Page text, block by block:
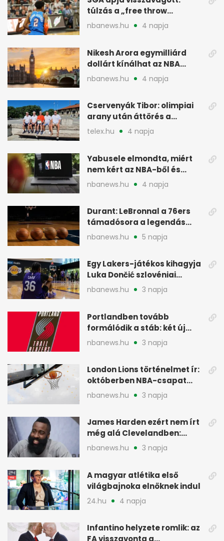
túlzás a „free throw
merchant” címke?
nbanews.hu 4 napja
Nikesh Arora egymilliárd
dollárt kínálhat az NBA
Europe londoni csapatáért
nbanews.hu 4 napja
Cservenyák Tibor: olimpiai
arany után áttörés a
rákkutatásban
telex.hu 4 napja
Yabusele elmondta, miért
nem kért az NBA-ből és
miért jött Európába
nbanews.hu 4 napja
Durant: LeBronnal a 76ers
támadósora a legendás
Warriorsra emlékeztet
nbanews.hu 5 napja
Egy Lakers-játékos kihagyja
Luka Dončić szlovéniai
minicampjét
nbanews.hu 3 napja
Portlandben tovább
formálódik a stáb: két új
szakember a Blazersnél
nbanews.hu 3 napja
London Lions történelmet ír:
októberben NBA-csapat
ellen lép pályára
nbanews.hu 3 napja
James Harden ezért nem írt
még alá Clevelandben:
pénzügyi okok
nbanews.hu 3 napja
A magyar atlétika első
világbajnoka elnöknek indul
24.hu 4 napja
Infantino helyzete romlik: az
FA visszavonta a